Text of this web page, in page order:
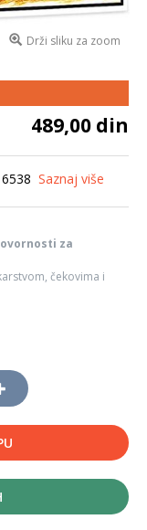
Drži sliku za zoom
489,00 din
Saznaj više
za
čekovima i